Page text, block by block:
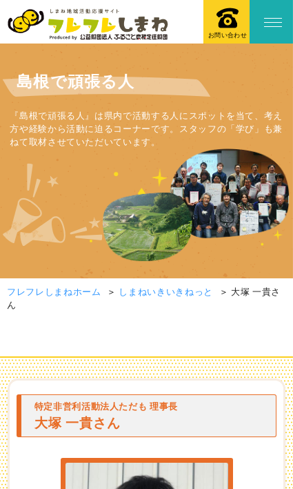
お問い合わせ
島根で頑張る人
『島根で頑張る人』は県内で活動する人にスポットを当て、考え
方や経験から活動に迫るコーナーです。スタッフの「学び」も兼
ねて取材させていただいています。
フレフレしまねホーム しまねいきいきねっと
大塚 一貴さ
ん
特定非営利活動法人ただも 理事長
大塚 一貴さん